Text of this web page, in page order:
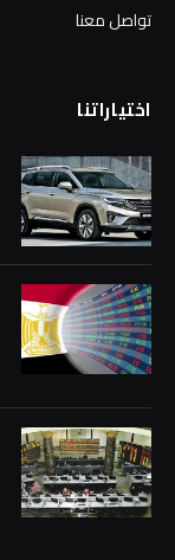
تواصل معنا
اختياراتنا